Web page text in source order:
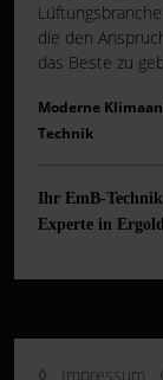
die den
das Beste zu
Moderne
Technik
Ihr EmB-
Experte in
◊ Impressum